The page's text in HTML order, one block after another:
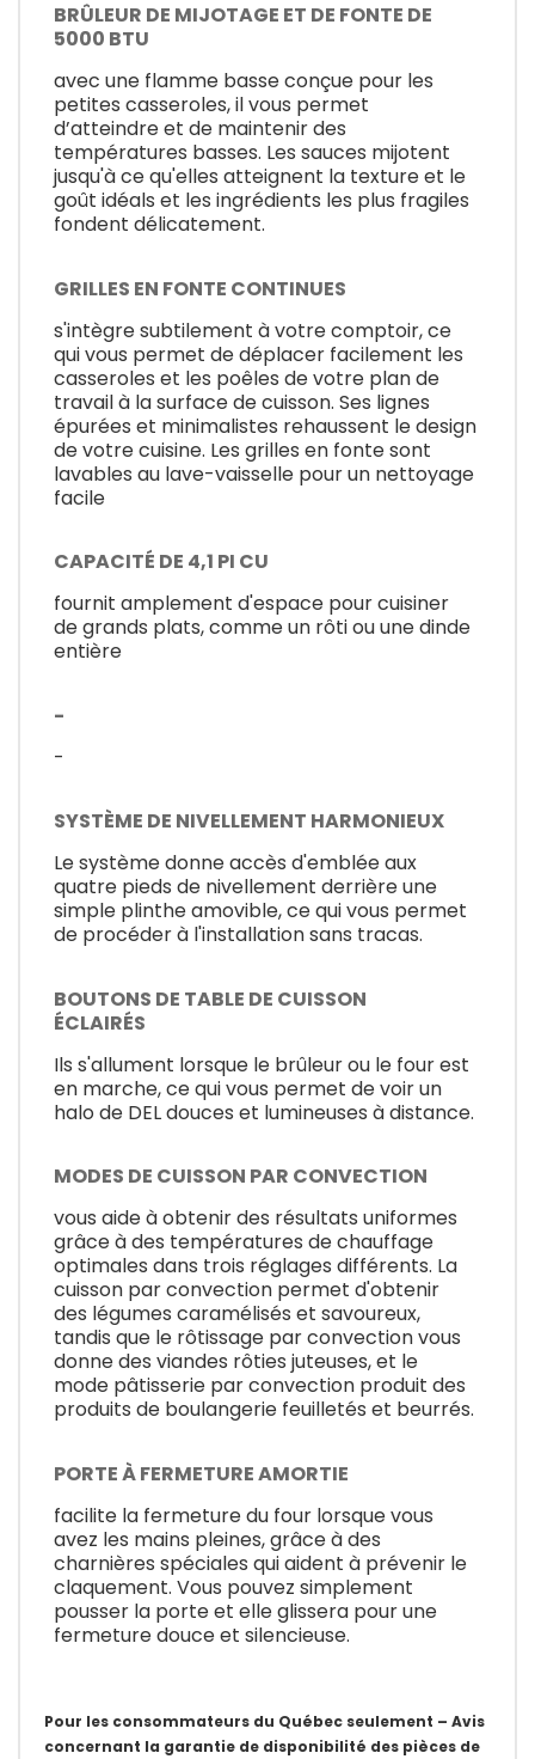
BRÛLEUR DE MIJOTAGE ET DE FONTE DE
5000 BTU
avec une flamme basse conçue pour les
petites casseroles, il vous permet
d’atteindre et de maintenir des
températures basses. Les sauces mijotent
jusqu'à ce qu'elles atteignent la texture et le
goût idéals et les ingrédients les plus fragiles
fondent délicatement.
GRILLES EN FONTE CONTINUES
s'intègre subtilement à votre comptoir, ce
qui vous permet de déplacer facilement les
casseroles et les poêles de votre plan de
travail à la surface de cuisson. Ses lignes
épurées et minimalistes rehaussent le design
de votre cuisine. Les grilles en fonte sont
lavables au lave-vaisselle pour un nettoyage
facile
CAPACITÉ DE 4,1 PI CU
fournit amplement d'espace pour cuisiner
de grands plats, comme un rôti ou une dinde
entière
-
-
SYSTÈME DE NIVELLEMENT HARMONIEUX
Le système donne accès d'emblée aux
quatre pieds de nivellement derrière une
simple plinthe amovible, ce qui vous permet
de procéder à l'installation sans tracas.
BOUTONS DE TABLE DE CUISSON
ÉCLAIRÉS
Ils s'allument lorsque le brûleur ou le four est
en marche, ce qui vous permet de voir un
halo de DEL douces et lumineuses à distance.
MODES DE CUISSON PAR CONVECTION
vous aide à obtenir des résultats uniformes
grâce à des températures de chauffage
optimales dans trois réglages différents. La
cuisson par convection permet d'obtenir
des légumes caramélisés et savoureux,
tandis que le rôtissage par convection vous
donne des viandes rôties juteuses, et le
mode pâtisserie par convection produit des
produits de boulangerie feuilletés et beurrés.
PORTE À FERMETURE AMORTIE
facilite la fermeture du four lorsque vous
avez les mains pleines, grâce à des
charnières spéciales qui aident à prévenir le
claquement. Vous pouvez simplement
pousser la porte et elle glissera pour une
fermeture douce et silencieuse.
Pour les consommateurs du Québec seulement – Avis
concernant la garantie de disponibilité des pièces de